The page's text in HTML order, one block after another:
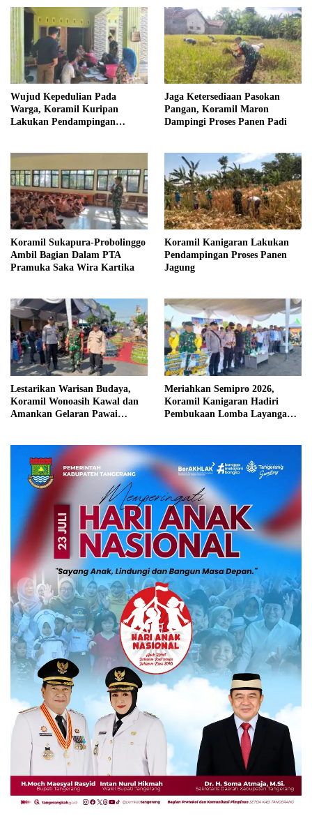
Wujud Kepedulian Pada
Warga, Koramil Kuripan
Lakukan Pendampingan
Jaga Ketersediaan Pasokan
Pangan, Koramil Maron
Dampingi Proses Panen Padi
Koramil Sukapura-Probolinggo
Ambil Bagian Dalam PTA
Pramuka Saka Wira Kartika
Koramil Kanigaran Lakukan
Pendampingan Proses Panen
Jagung
Lestarikan Warisan Budaya,
Koramil Wonoasih Kawal dan
Amankan Gelaran Pawai
Meriahkan Semipro 2026,
Koramil Kanigaran Hadiri
Pembukaan Lomba Layangan